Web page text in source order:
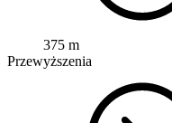
375 m
Przewyższenia